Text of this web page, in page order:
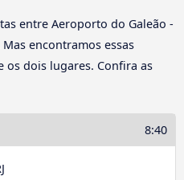
entre Aeroporto do Galeão -
encontramos essas
os dois lugares. Confira as
8:40